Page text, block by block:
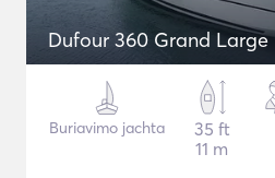
Dufour 360 Grand Large
Buriavimo jachta
35 ft
11 m